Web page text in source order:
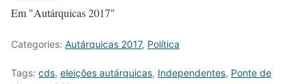
Em "Autárquicas 2017"
Categories: Autárquicas 2017, Política
Tags: cds, eleições autárquicas, Independentes, Ponte de